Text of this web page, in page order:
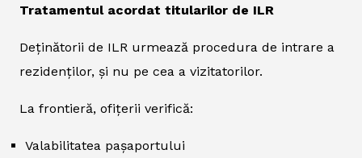
Tratamentul acordat titularilor de ILR
Deținătorii de ILR urmează procedura de intrare a
rezidenților, și nu pe cea a vizitatorilor.
La frontieră, ofițerii verifică:
Valabilitatea pașaportului